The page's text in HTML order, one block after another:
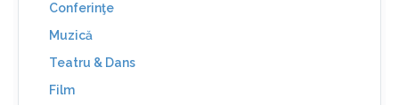
Conferinţe
Muzică
Teatru & Dans
Film